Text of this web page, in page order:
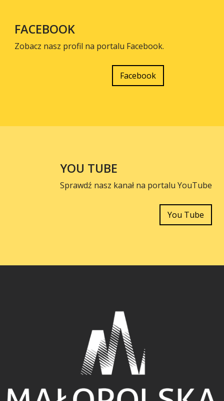
FACEBOOK
Zobacz nasz profil na portalu Facebook.
Facebook
YOU TUBE
Sprawdź nasz kanał na portalu YouTube
You Tube